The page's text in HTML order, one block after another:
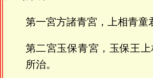
第一宮方諸青宮，上相青童
第二宮玉保青宮，玉保王
所治。